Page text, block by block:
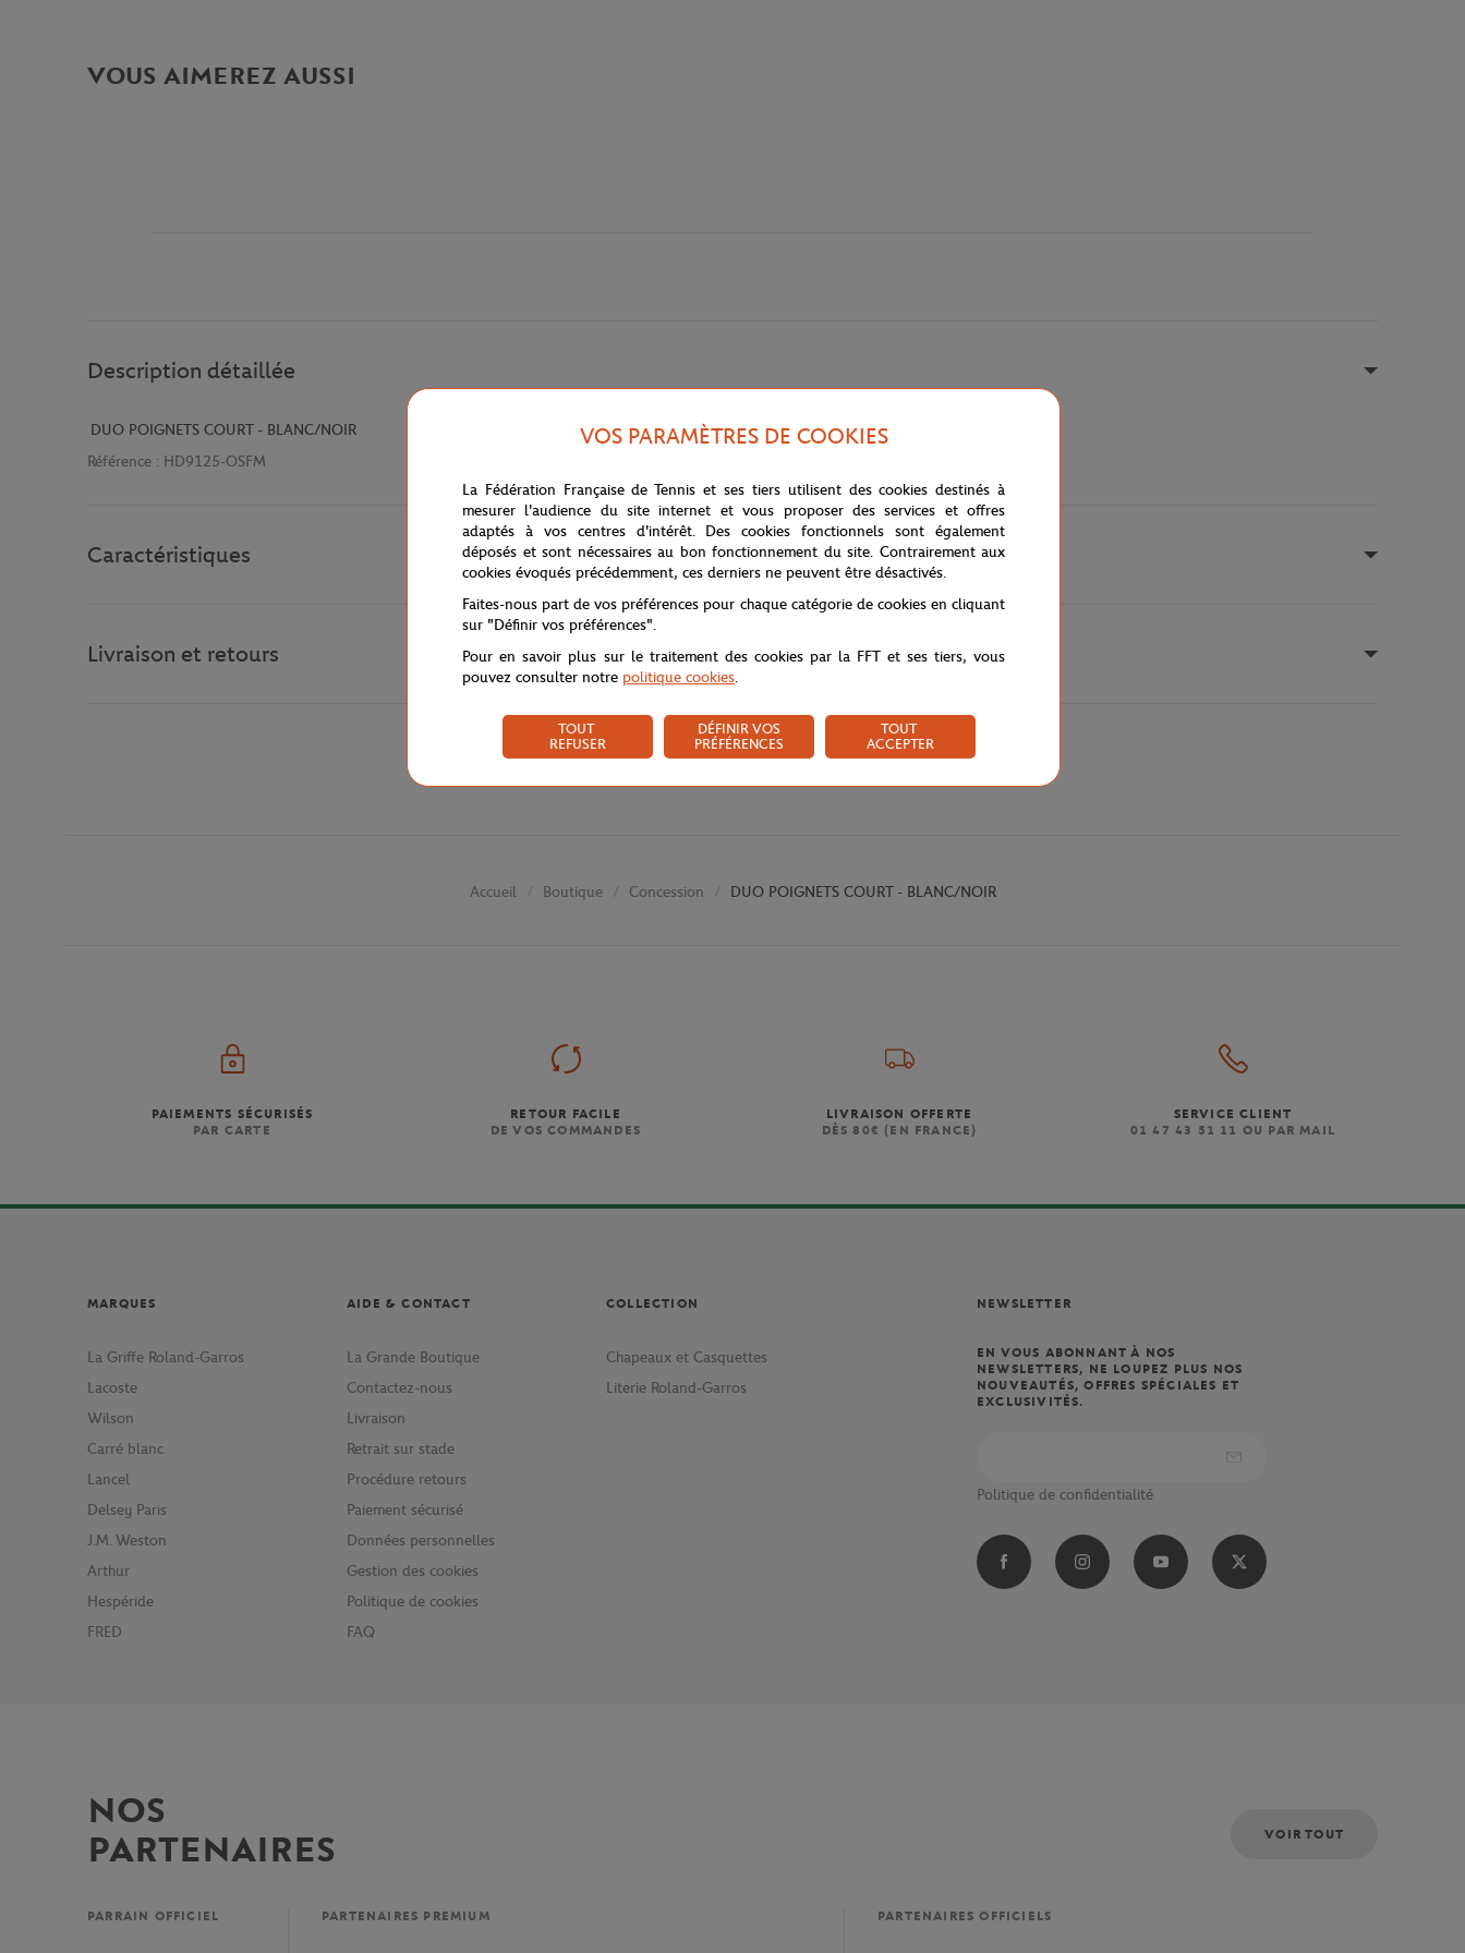
VOUS AIMEREZ AUSSI
Description détaillée
DUO POIGNETS COURT - BLANC/NOIR
Référence : HD9125-OSFM
Caractéristiques
Livraison et retours
Accueil Boutique Concession DUO POIGNETS COURT - BLANC/NOIR
PAIEMENTS SÉCURISÉS
PAR CARTE
RETOUR FACILE
DE VOS COMMANDES
LIVRAISON OFFERTE
DÈS 80€ (EN FRANCE)
SERVICE CLIENT
01 47 43 51 11 OU PAR MAIL
NEWSLETTER
EN VOUS ABONNANT À NOS
NEWSLETTERS, NE LOUPEZ PLUS NOS
NOUVEAUTÉS, OFFRES SPÉCIALES ET
EXCLUSIVITÉS.
Politique de confidentialité
MARQUES
La Griffe Roland-Garros
Lacoste
Wilson
Carré blanc
Lancel
Delsey Paris
J.M. Weston
Arthur
Hespéride
FRED
AIDE & CONTACT
La Grande Boutique
Contactez-nous
Livraison
Retrait sur stade
Procédure retours
Paiement sécurisé
Données personnelles
Gestion des cookies
Politique de cookies
FAQ
COLLECTION
Chapeaux et Casquettes
Literie Roland-Garros
NOS
PARTENAIRES
VOIR TOUT
PARRAIN OFFICIEL PARTENAIRES PREMIUM PARTENAIRES OFFICIELS
VOS PARAMÈTRES DE COOKIES
La Fédération Française de Tennis et ses tiers utilisent des cookies destinés à
mesurer l'audience du site internet et vous proposer des services et offres
adaptés à vos centres d'intérêt. Des cookies fonctionnels sont également
déposés et sont nécessaires au bon fonctionnement du site. Contrairement aux
cookies évoqués précédemment, ces derniers ne peuvent être désactivés.
Faites-nous part de vos préférences pour chaque catégorie de cookies en cliquant
sur "Définir vos préférences".
Pour en savoir plus sur le traitement des cookies par la FFT et ses tiers, vous
pouvez consulter notre politique cookies.
TOUT
REFUSER
DÉFINIR VOS
PRÉFÉRENCES
TOUT
ACCEPTER